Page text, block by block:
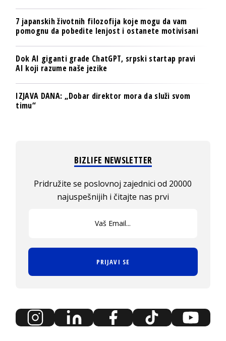
7 japanskih životnih filozofija koje mogu da vam
pomognu da pobedite lenjost i ostanete motivisani
Dok AI giganti grade ChatGPT, srpski startap pravi
AI koji razume naše jezike
IZJAVA DANA: „Dobar direktor mora da služi svom
timu“
BIZLIFE NEWSLETTER
Pridružite se poslovnoj zajednici od 20000
najuspešnijih i čitajte nas prvi
PRIJAVI SE